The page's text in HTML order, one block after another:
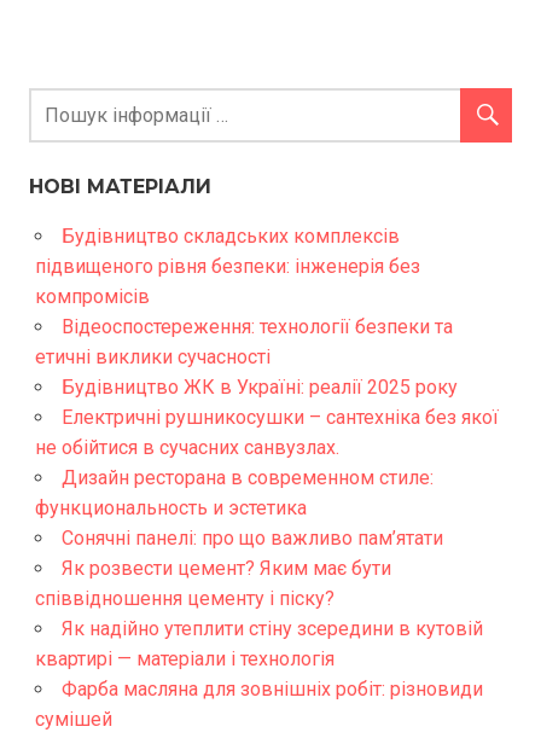
НОВІ МАТЕРІАЛИ
Будівництво складських комплексів
підвищеного рівня безпеки: інженерія без
компромісів
Відеоспостереження: технології безпеки та
етичні виклики сучасності
Будівництво ЖК в Україні: реалії 2025 року
Електричні рушникосушки – сантехніка без якої
не обійтися в сучасних санвузлах.
Дизайн ресторана в современном стиле:
функциональность и эстетика
Сонячні панелі: про що важливо пам’ятати
Як розвести цемент? Яким має бути
співвідношення цементу і піску?
Як надійно утеплити стіну зсередини в кутовій
квартирі — матеріали і технологія
Фарба масляна для зовнішніх робіт: різновиди
сумішей